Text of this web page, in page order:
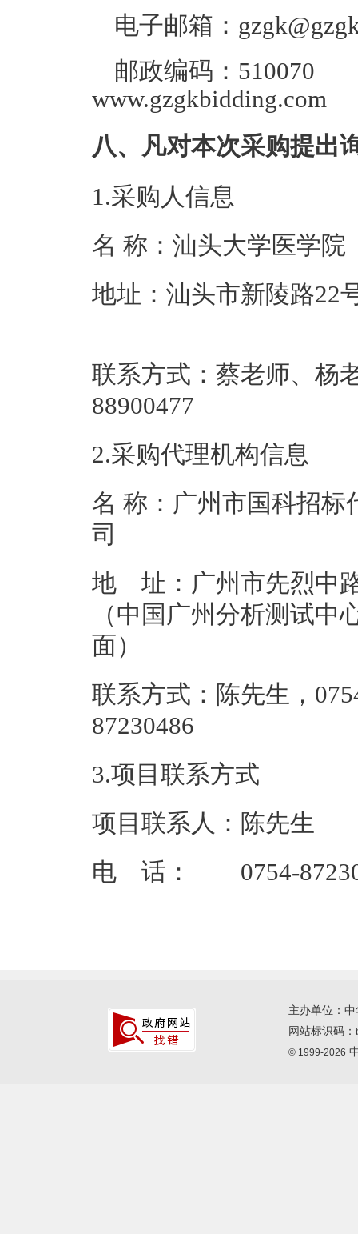
电子邮箱：
邮政编码：
www.gzgkbidding.com
八、凡对本次采购提出
1.采购人信息
名 称：汕头大
地址：汕头市新陵路22
联系方式：蔡老师、杨
88900477
2.采购代理机构信息
名 称：广州市国科招标
地 址：广州市先烈中
（中国广州分析测试中
面
联系方式：陈先生，
3.项目联系方式
项目联系人：陈先生
电 话： 0754-
主办单位：
网站标识码：
© 1999-2026